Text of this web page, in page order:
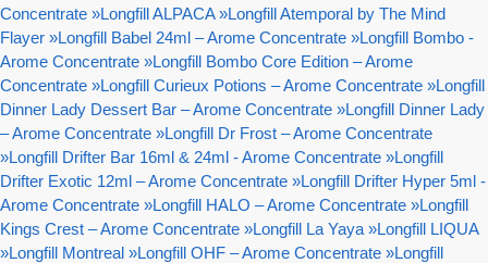
Concentrate »Longfill ALPACA »Longfill Atemporal by The Mind
Flayer »Longfill Babel 24ml – Arome Concentrate »Longfill Bombo -
Arome Concentrate »Longfill Bombo Core Edition – Arome
Concentrate »Longfill Curieux Potions – Arome Concentrate »Longfill
Dinner Lady Dessert Bar – Arome Concentrate »Longfill Dinner Lady
– Arome Concentrate »Longfill Dr Frost – Arome Concentrate
»Longfill Drifter Bar 16ml & 24ml - Arome Concentrate »Longfill
Drifter Exotic 12ml – Arome Concentrate »Longfill Drifter Hyper 5ml -
Arome Concentrate »Longfill HALO – Arome Concentrate »Longfill
Kings Crest – Arome Concentrate »Longfill La Yaya »Longfill LIQUA
»Longfill Montreal »Longfill OHF – Arome Concentrate »Longfill